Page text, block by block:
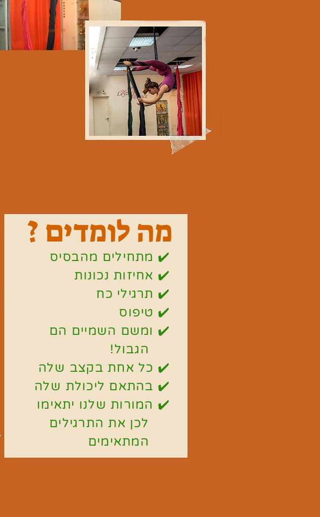
✔️ מתחילים מהבסיס
✔️ אחיזות נכונות
✔️ תרגילי כח
✔️ טיפוס
✔️ ומשם השמיים הם
הגבול!
✔️ כל אחת בקצב שלה
✔️ בהתאם ליכולת שלה
✔️ המורות שלנו יתאימו
לכן את התרגילים
המתאימים
מה לומדים ?